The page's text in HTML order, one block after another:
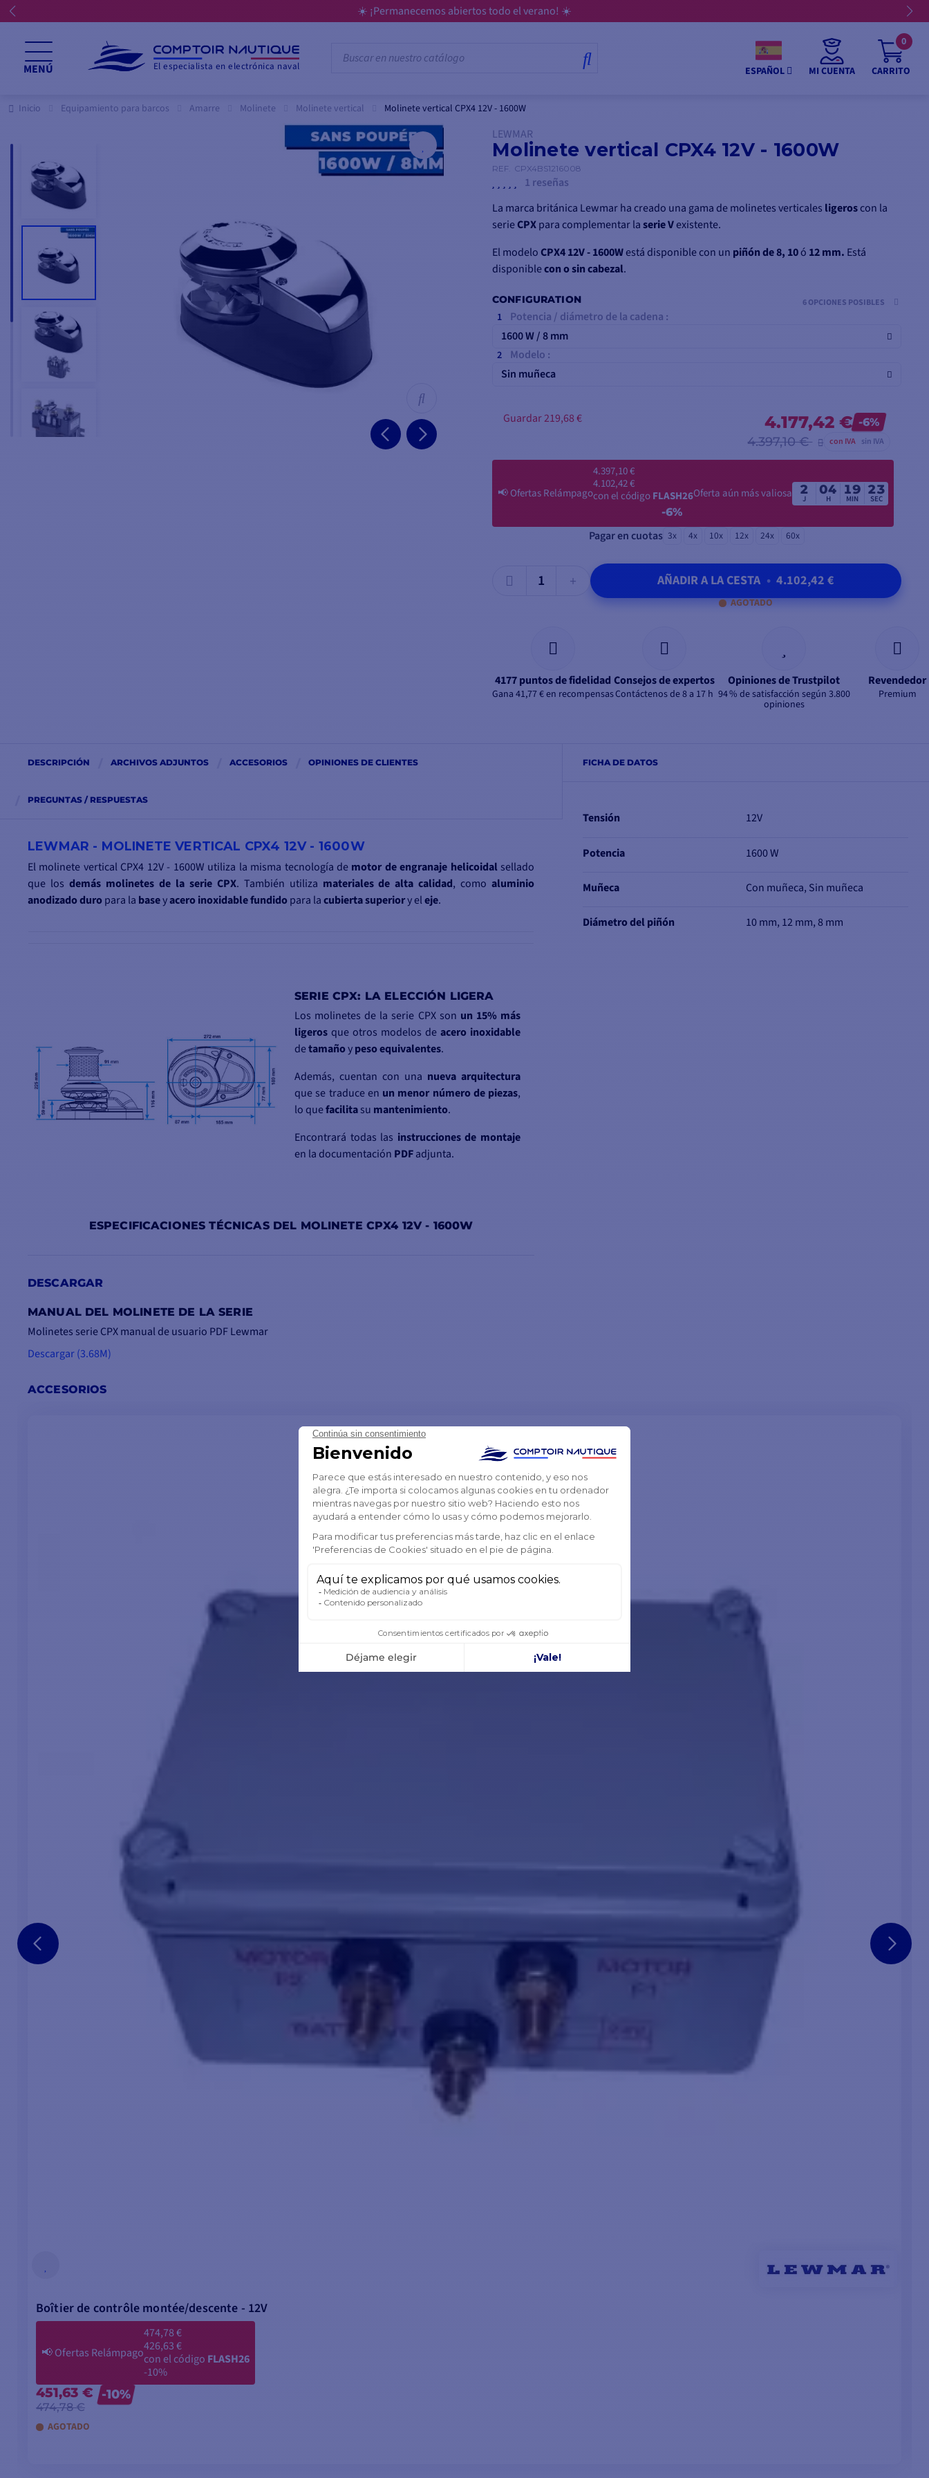
☀️ ¡Permanecemos abiertos todo el verano! ☀️
MENÚ El especialista en electrónica naval ESPAÑOL MI CUENTA CARRITO
0
Inicio Equipamiento para barcos Amarre Molinete Molinete vertical Molinete vertical CPX4 12V - 1600W
LEWMAR
Molinete vertical CPX4 12V - 1600W
REF. CPX4BS1216008
1 reseñas
La marca británica Lewmar ha creado una gama de molinetes verticales ligeroscon la
serieCPXpara complementar laserie Vexistente.
El modeloCPX4 12V - 1600Westá disponible con un piñón de8, 10ó 12 mm. Está
disponiblecon o sin cabezal.
CONFIGURATION
Potencia / diámetro de la cadena :
1600 W / 8 mm
Modelo :
Sin muñeca
6 OPCIONES POSIBLES
4.177,42 € -6%
4.397,10 € con IVA sin IVA
Guardar 219,68 €
📢Ofertas Relámpago
4.397,10 €
4.102,42 €
con el códigoFLASH26
-6%
Oferta aún más valiosa 2
J
04
H
19
MIN
22
SEC
Pagar en cuotas 3x 4x 10x 12x 24x 60x
AÑADIR A LA CESTA • 4.102,42 €
AGOTADO
4177 puntos de fidelidad
Gana 41,77 € en recompensas
Consejos de expertos
Contáctenos de 8 a 17 h
Opiniones de Trustpilot
94 % de satisfacción según 3.800
opiniones
Revendedor
Premium
FICHA DE DATOS
Tensión 12V
Potencia 1600 W
Muñeca Con muñeca, Sin muñeca
Diámetro del piñón 10 mm, 12 mm, 8 mm
DESCRIPCIÓN ARCHIVOS ADJUNTOS ACCESORIOS OPINIONES DE CLIENTES
PREGUNTAS / RESPUESTAS
LEWMAR - MOLINETE VERTICAL CPX4 12V - 1600W
El molinete vertical CPX4 12V - 1600W utiliza la misma tecnología de motor de engranaje helicoidalsellado
que los demás molinetes de la serie CPX. También utiliza materiales de alta calidad, comoaluminio
anodizado duropara la baseyacero inoxidablefundidopara lacubiertasuperiory eleje.
SERIE CPX: LA ELECCIÓN LIGERA
Los molinetes de la serie CPX son un 15% más
ligeros que otros modelos de acero inoxidable
detamañoypesoequivalentes.
Además, cuentan con una nueva arquitectura
que se traduce en un menor número de piezas,
lo quefacilitasu mantenimiento.
Encontrará todas las instrucciones de montaje
en la documentación PDFadjunta.
ESPECIFICACIONES TÉCNICAS DEL MOLINETE CPX4 12V - 1600W
Potencia
del motor
Piñón:
12-16 mm
12 V
hasta 12m
1250 kg
313 kg
PUNTOS PRINCIPALES :
Bobina de 8, 10 o 12 mm, norma ISO 4565
inoxidable para la tapa superior y el tubo del molinete
CONTENIDO DE LA CAJA :
1 - Molinete CPX4 12V -1600 W
1 - Barbotín
1 - Motorreductor IP67 (IP68 disponible bajo pedido)
1 - Caja de relés
1 - Unidad de cubierta
DESCARGAR
MANUAL DEL MOLINETE DE LA SERIE
Molinetes serie CPX manual de usuario PDF Lewmar
Descargar (3.68M)
ACCESORIOS
Boîtier de contrôle montée/descente - 12V
📢Ofertas Relámpago
474,78 €
426,63 €
con el código FLASH26
-10%
451,63 €
474,78 €
-10%
AGOTADO